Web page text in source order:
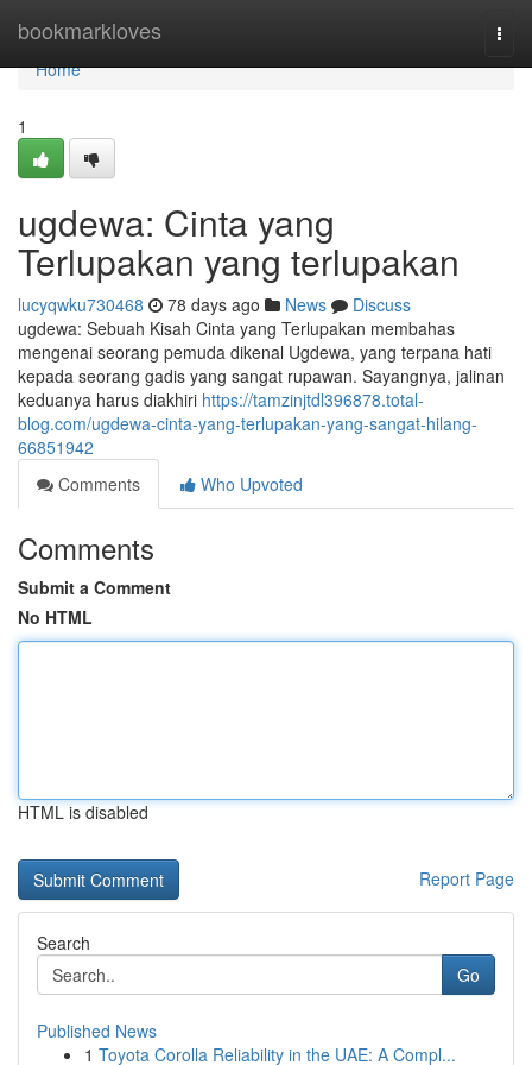
bookmarkloves
Home
Home
1
ugdewa: Cinta yang
Terlupakan yang terlupakan
lucyqwku730468 78 days ago News
Discuss
ugdewa: Sebuah Kisah Cinta yang Terlupakan membahas
mengenai seorang pemuda dikenal Ugdewa, yang terpana hati
kepada seorang gadis yang sangat rupawan. Sayangnya, jalinan
keduanya harus diakhiri https://tamzinjtdl396878.total-
blog.com/ugdewa-cinta-yang-terlupakan-yang-sangat-hilang-
66851942
Comments
Who Upvoted
Comments
Submit a Comment
No HTML
HTML is disabled
Report Page
Search
Go
Published News
1 Toyota Corolla Reliability in the UAE: A Compl...